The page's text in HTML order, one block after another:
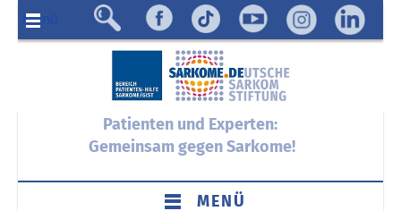
Menü
Patienten und Experten:
Gemeinsam gegen Sarkome!
MENÜ